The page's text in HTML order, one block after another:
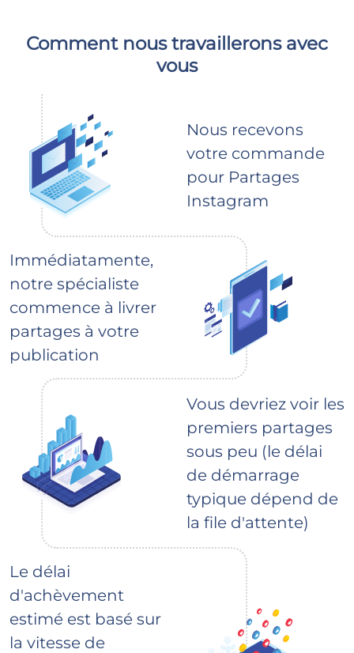
Comment nous travaillerons avec
vous
Nous recevons
votre commande
pour Partages
Instagram
Immédiatamente,
notre spécialiste
commence à livrer
partages à votre
publication
Vous devriez voir les
premiers partages
sous peu (le délai
de démarrage
typique dépend de
la file d'attente)
Le délai
d'achèvement
estimé est basé sur
la vitesse de